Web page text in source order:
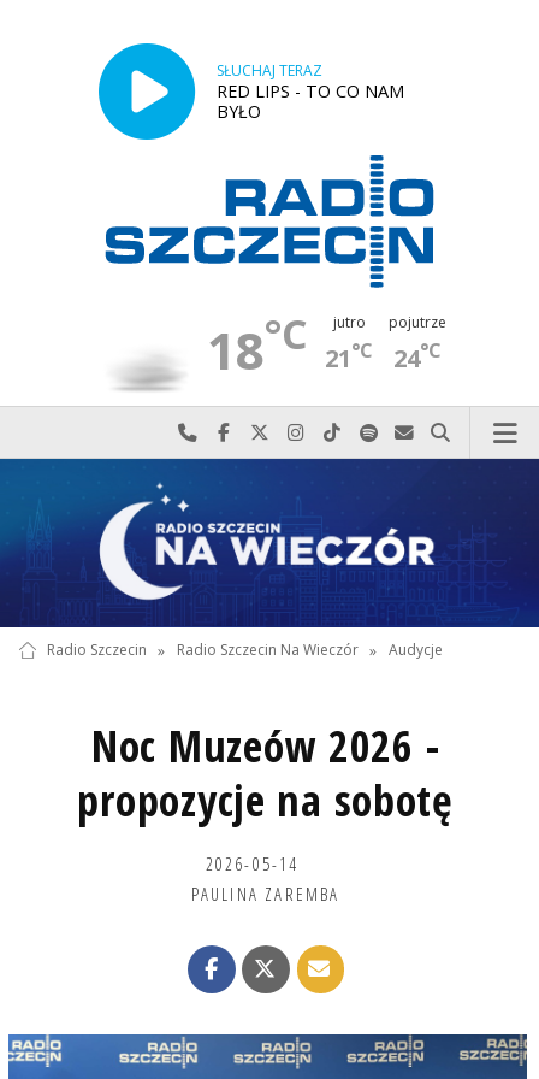
SŁUCHAJ TERAZ
RED LIPS - TO CO NAM
BYŁO
18°C jutro
21°C
pojutrze
24°C
Najlepiej po prostu do nas zadzwoń
Odwiedź nas na Facebook-u
Odwiedź nas na X
Odwiedź nas na Instagram-ie
Odwiedź nas na TikTok-u
Szukaj nas na Spotify
Wyślij do nas
Szukaj
Radio Szczecin » Radio Szczecin Na Wieczór » Audycje
Noc Muzeów 2026 -
propozycje na sobotę
2026-05-14
PAULINA ZAREMBA